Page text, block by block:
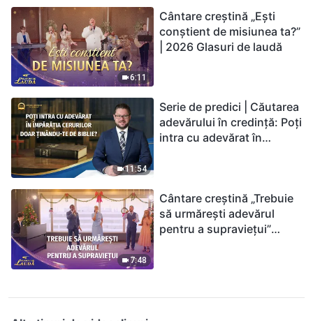
6:11
Cântare creștină „Ești
conștient de misiunea ta?”
| 2026 Glasuri de laudă
11:54
Serie de predici | Căutarea
adevărului în credință: Poți
intra cu adevărat în
7:48
Cântare creștină „Trebuie
să urmărești adevărul
pentru a supraviețui”